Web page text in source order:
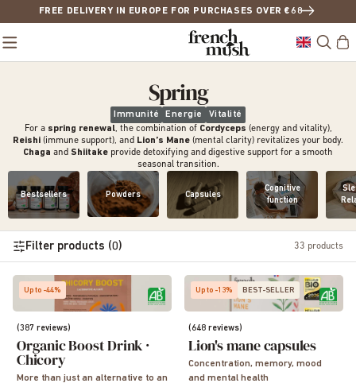
FREE DELIVERY IN EUROPE FOR PURCHASES OVER €68
Spring
Immunité Energie
Vitalité
For a spring renewal, the combination of Cordyceps (energy and vitality),
Reishi (immune support), and Lion’s Mane (mental clarity) revitalizes your body.
Chaga and Shiitake provide detoxifying and digestive support for a smooth
seasonal transition.
Bestsellers Powders Capsules
Cognitive
function
Filter products (0) 33 products
Up to -44%
(387 reviews)
Organic Boost Drink ·
Chicory
More than just an alternative to an
Up to -13% BEST-SELLER
(648 reviews)
Lion's mane capsules
Concentration, memory, mood
and mental health